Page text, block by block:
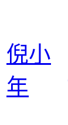
倪小
年